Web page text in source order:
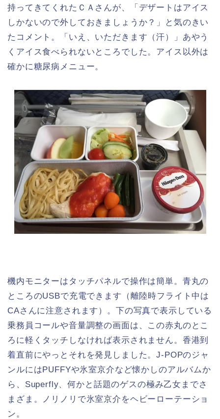
持ってきてくれたＣＡさんが、「デザートはアイス
しかないので外しておきましょうか？」と気のきい
たコメント。「いえ、いただきます（汗）」あやう
くアイス食べられないところでした。アイス以外は
確かに糖尿病メニュー。
機内モニターはタッチパネルで操作は簡単。青丸の
ところのUSBで充電できます（離陸時フライト中は
CAさんに注意されます）。下の写真で表示している
乗務員コールや音量調整の画面は、この赤丸のとこ
ろに軽くタッチしなければ表示されません。香港到
着直前にやっとそれを発見しました。J-POPのジャ
ンルにはPUFFYや氷室京介など懐かしのアルバムか
ら、Superfly、何かと話題のゲスの極み乙女までさ
まざま。ノリノリで氷室京介をヘビーローテーショ
ン。